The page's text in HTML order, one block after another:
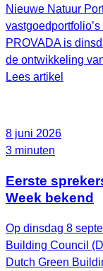
Nieuwe Natuur
PROVADA is
de ontwikkeling
Lees artikel
8 juni 2026
3 minuten
Eerste
Week bekend
Op dinsdag 8
Building Council
Dutch Green